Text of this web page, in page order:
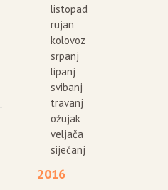
listopad
rujan
kolovoz
srpanj
lipanj
svibanj
travanj
ožujak
veljača
siječanj
2016